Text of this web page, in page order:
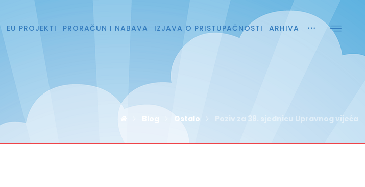
EU PROJEKTI PRORAČUN I NABAVA IZJAVA O PRISTUPAČNOSTI ARHIVA
Blog Ostalo Poziv za 38. sjednicu Upravnog vijeća